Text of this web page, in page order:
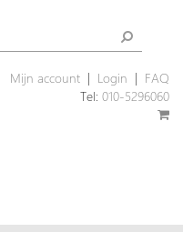
Mijn account| Login
FAQ
Tel: 010-5296060